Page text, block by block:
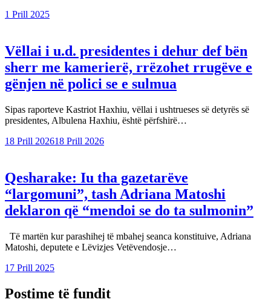
1 Prill 2025
Vëllai i u.d. presidentes i dehur def bën
sherr me kamerierë, rrëzohet rrugëve e
gënjen në polici se e sulmua
Sipas raporteve Kastriot Haxhiu, vëllai i ushtrueses së detyrës së
presidentes, Albulena Haxhiu, është përfshirë…
18 Prill 202618 Prill 2026
Qesharake: Iu tha gazetarëve
“largomuni”, tash Adriana Matoshi
deklaron që “mendoi se do ta sulmonin”
Të martën kur parashihej të mbahej seanca konstituive, Adriana
Matoshi, deputete e Lëvizjes Vetëvendosje…
17 Prill 2025
Postime të fundit